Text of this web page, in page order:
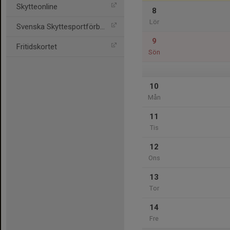
Skytteonline
Svenska Skyttesportförbun
Fritidskortet
8
Lör
9
Sön
10
Mån
11
Tis
12
Ons
13
Tor
14
Fre